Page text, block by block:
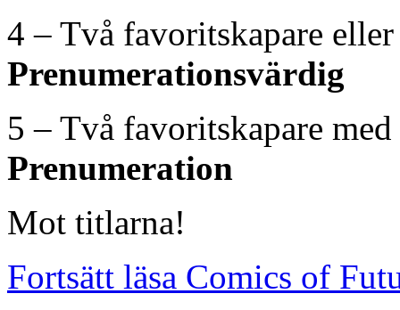
4 – Två favoritskapare
Prenumerationsvärdig
5 – Två favoritskapare
Prenumeration
Mot titlarna!
Fortsätt läsa Comics of